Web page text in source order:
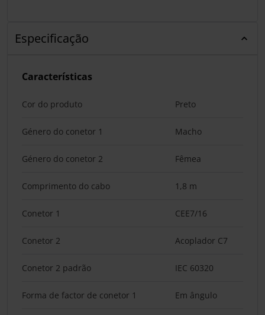
Especificação
Características
Cor do produto Preto
Género do conetor 1 Macho
Género do conetor 2 Fêmea
Comprimento do cabo 1,8 m
Conetor 1 CEE7/16
Conetor 2 Acoplador C7
Conetor 2 padrão IEC 60320
Forma de factor de conetor 1 Em ângulo